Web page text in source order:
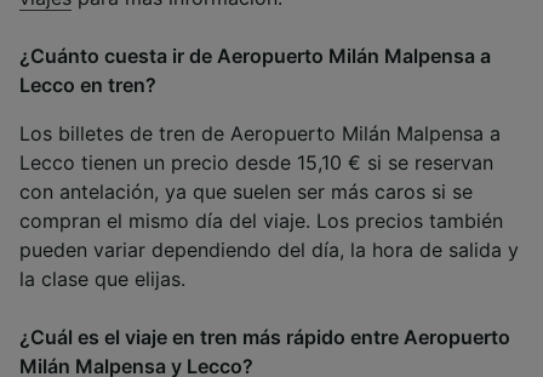
¿Cuánto cuesta ir de Aeropuerto Milán Malpensa a
Lecco en tren?
Los billetes de tren de Aeropuerto Milán Malpensa a
Lecco tienen un precio desde 15,10 € si se reservan
con antelación, ya que suelen ser más caros si se
compran el mismo día del viaje. Los precios también
pueden variar dependiendo del día, la hora de salida y
la clase que elijas.
¿Cuál es el viaje en tren más rápido entre Aeropuerto
Milán Malpensa y Lecco?